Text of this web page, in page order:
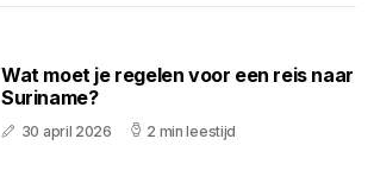
Wat moet je regelen voor een reis naar
Suriname?
30 april 2026 2 min leestijd